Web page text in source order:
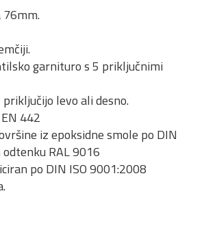
garnituro s 5 priključnimi
levo ali desno.
442
iz epoksidne smole po DIN
RAL 9016
po DIN ISO 9001:2008